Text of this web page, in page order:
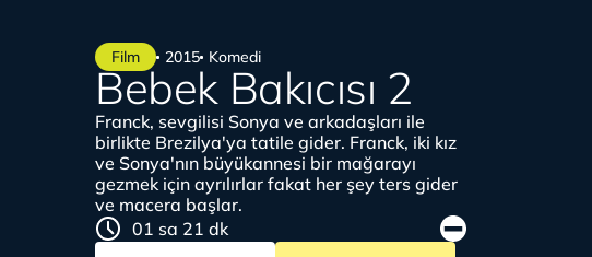
Film 2015 Komedi
Bebek Bakıcısı 2
Franck, sevgilisi Sonya ve arkadaşları ile
birlikte Brezilya'ya tatile gider. Franck, iki kız
ve Sonya'nın büyükannesi bir mağarayı
gezmek için ayrılırlar fakat her şey ters gider
ve macera başlar.
01 sa 21 dk